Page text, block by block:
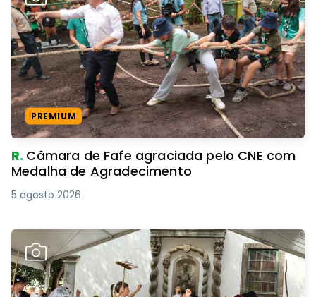
PREMIUM
R. Câmara de Fafe agraciada pelo CNE com
Medalha de Agradecimento
5 agosto 2026